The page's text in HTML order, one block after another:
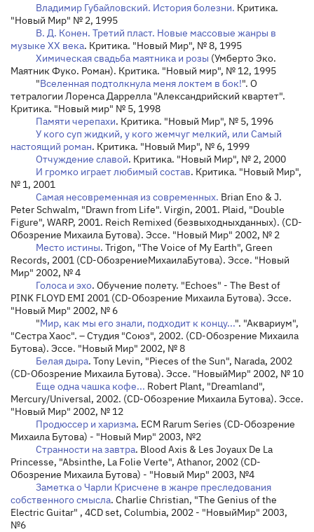
Владимир Губайловский. История болезни. Критика.
"Новый Мир" № 2, 1995
В. Д. Конен. Третий пласт. Новые массовые жанры в
музыке XX века. Критика. "Новый Мир", № 8, 1995
Химическая свадьба маятника и розы (Умберто Эко.
Маятник Фуко. Роман). Критика. "Новый мир", № 12, 1995
"Вселенная подтолкнула меня локтем в бок!". О
тетралогии Лоренса Даррелла "Александрийский квартет".
Критика. "Новый мир" № 5, 1998
Памяти черепахи. Критика. "Новый Мир", № 5, 1996
У кого суп жидкий, у кого жемчуг мелкий, или Самый
настоящий роман. Критика. "Новый Мир", № 6, 1999
Отчуждение славой. Критика. "Новый Мир", № 2, 2000
И громко играет любимый состав. Критика. "Новый Мир",
№ 1, 2001
Самая несовременная из современных. Brian Eno & J.
Peter Schwalm, "Drawn from Life". Virgin, 2001. Plaid, "Double
Figure", WARP, 2001. Reich Remixed (безвыходныхданных). (CD-
Обозрение Михаила Бутова). Эссе. "Новый Мир" 2002, № 2
Место истины. Trigon, "The Voice of My Earth", Green
Records, 2001 (CD-ОбозрениеМихаилаБутова). Эссе. "Новый
Мир" 2002, № 4
Голоса и эхо. Обучение полету. "Echoes" - The Best of
PINK FLOYD EMI 2001 (CD-Обозрение Михаила Бутова). Эссе.
"Новый Мир" 2002, № 6
"Мир, как мы его знали, подходит к концу...". "Аквариум",
"Сестра Хаос". – Студия "Союз", 2002. (CD-Обозрение Михаила
Бутова). Эссе. "Новый Мир" 2002, № 8
Белая дыра. Tony Levin, "Pieces of the Sun", Narada, 2002
(CD-Обозрение Михаила Бутова). Эссе. "НовыйМир" 2002, № 10
Еще одна чашка кофе... Robert Plant, "Dreamland",
Mercury/Universal, 2002. (CD-Обозрение Михаила Бутова). Эссе.
"Новый Мир" 2002, № 12
Продюссер и харизма. ECM Rarum Series (CD-Обозрение
Михаила Бутова) - "Новый Мир" 2003, №2
Странности на завтра. Blood Axis & Les Joyaux De La
Princesse, "Absinthe, La Folie Verte", Athanor, 2002 (CD-
Обозрение Михаила Бутова) - "Новый Мир" 2003, №4
Заметка о Чарли Крисчене в жанре преследования
собственного смысла. Charlie Christian, "The Genius of the
Electric Guitar" , 4CD set, Columbia, 2002 - "НовыйМир" 2003,
№6